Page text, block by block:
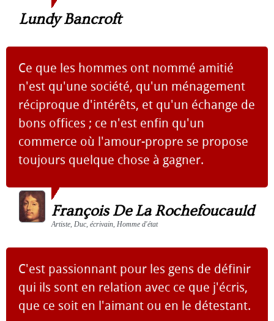
Lundy Bancroft
Ce que les hommes ont nommé amitié
n'est qu'une société, qu'un ménagement
réciproque d'intérêts, et qu'un échange de
bons offices ; ce n'est enfin qu'un
commerce où l'amour-propre se propose
toujours quelque chose à gagner.
François De La Rochefoucauld
Artiste, Duc, écrivain, Homme d'état
C'est passionnant pour les gens de définir
qui ils sont en relation avec ce que j'écris,
que ce soit en l'aimant ou en le détestant.